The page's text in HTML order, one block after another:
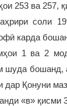
253 ва 257,
соли
карда
1 ва 2
бошанд,
дар Қонуни
«в»